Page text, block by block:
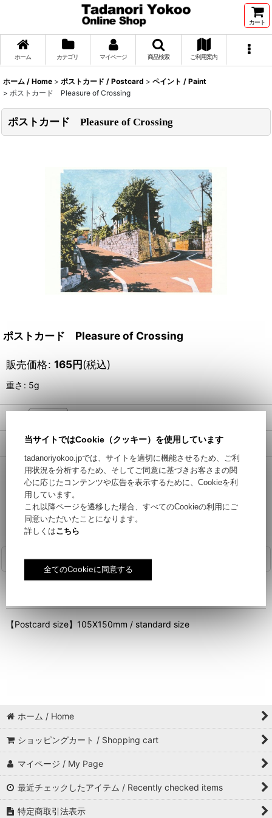
カート
ホーム カテゴリ マイページ 商品検索 ご利用案内
ホーム / Home > ポストカード / Postcard > ペイント / Paint
> ポストカード Pleasure of Crossing
ポストカード Pleasure of Crossing
ポストカード Pleasure of Crossing
販売価格: 165円(税込)
重さ : 5g
返品特約に関する重要事項
カートに入れる / Add to Cart
お問い合わせ
商品詳細
【Postcard size】105X150mm / standard size
ホーム / Home
ショッピングカート / Shopping cart
マイページ / My Page
最近チェックしたアイテム / Recently checked items
特定商取引法表示
当サイトではCookie（クッキー）を使用しています
tadanoriyokoo.jpでは、サイトを適切に機能させるため、ご利
用状況を分析するため、そしてご同意に基づきお客さまの関
心に応じたコンテンツや広告を表示するために、Cookieを利
用しています。
これ以降ページを遷移した場合、すべてのCookieの利用にご
同意いただいたことになります。
詳しくはこちら